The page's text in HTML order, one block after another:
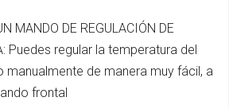
MANDO DE REGULACIÓN DE
Puedes regular la temperatura del
de manera muy fácil, a
frontal